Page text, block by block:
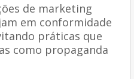
de marketing
em conformidade
práticas que
como propaganda